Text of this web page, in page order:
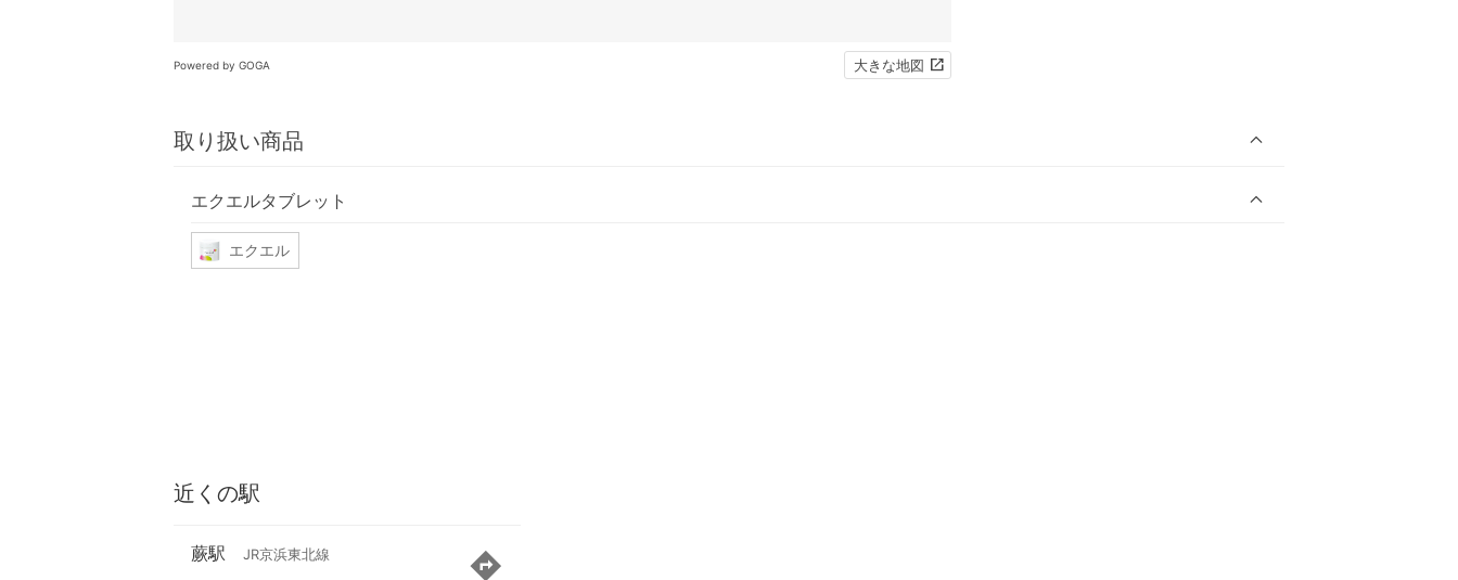
Powered by GOGA 大きな地図
取り扱い商品
エクエルタブレット
エクエル
近くの駅
蕨駅 JR京浜東北線